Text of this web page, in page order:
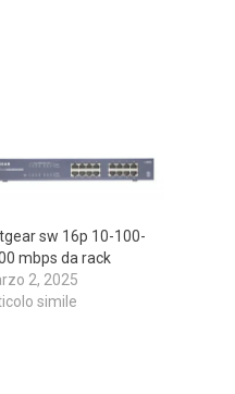
sw 16p 10-100-
mbps da rack
2, 2025
simile